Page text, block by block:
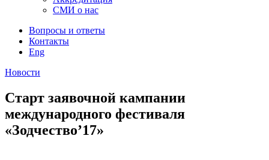
СМИ о нас
Вопросы и ответы
Контакты
Eng
Новости
Старт заявочной кампании
международного фестиваля
«Зодчество’17»